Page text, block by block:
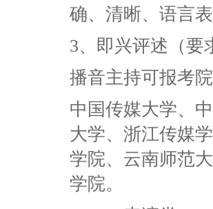
确、清晰、语言
3、即兴评述（要
播音主持可报考
中国传媒大学、
大学、浙江传媒
学院、云南师范
学院。